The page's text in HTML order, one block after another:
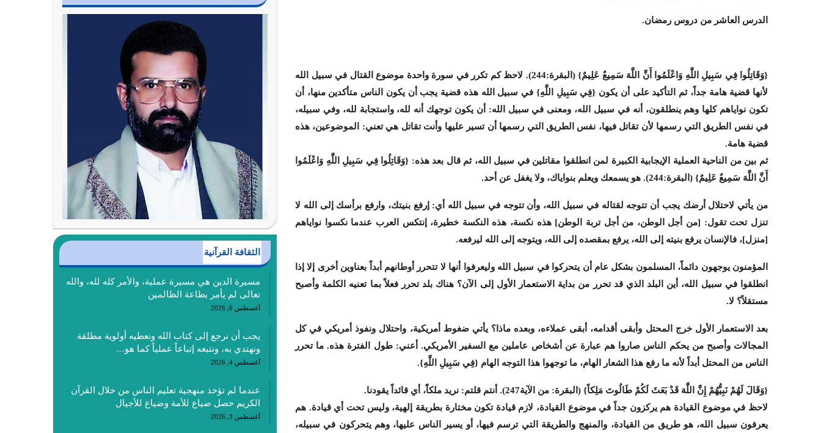
الدرس العاشر من دروس رمضان.
{وَقَاتِلُوا فِي سَبِيلِ اللَّهِ وَاعْلَمُوا أَنَّ اللَّهَ سَمِيعٌ عَلِيمٌ} (البقرة:244). لاحظ كم تكرر في سورة واحدة موضوع القتال في سبيل الله
لأنها قضية هامة جداً، ثم التأكيد على أن يكون {فِي سَبِيلِ اللَّهِ} في سبيل الله هذه قضية يجب أن يكون الناس متأكدين منها، أن
تكون نواياهم كلها وهم ينطلقون، أنه في سبيل الله، ومعنى في سبيل الله: أن يكون توجهك أنه لله، واستجابة لله، وفي سبيله،
في نفس الطريق التي رسمها لأن تقاتل فيها، نفس الطريق التي رسمها أن تسير عليها وأنت تقاتل هي تعني: الموضوعين، هذه
قضية هامة.
ثم بين من الناحية العملية الإيجابية الكبيرة لمن انطلقوا مقاتلين في سبيل الله، ثم قال بعد هذه: {وَقَاتِلُوا فِي سَبِيلِ اللَّهِ وَاعْلَمُوا
أَنَّ اللَّهَ سَمِيعٌ عَلِيمٌ} (البقرة:244). هو يسمعك ويعلم بنواياك، ولا يغفل عن أحد.
من يأتي لاحتلال أرضك يجب أن تتوجه لقتاله في سبيل الله، وأن تتوجه في سبيل الله أي: إرفع بنيتك، وارفع برأسك إلى الله لا
تنزل تحت تقول: [من أجل الوطن، من أجل تربة الوطن] هذه نكسة، هذه النكسة خطيرة، إنتكس العرب عندما نكسوا نواياهم
[منزل]، فالإنسان يرفع بنيته إلى الله، يرفع بمقصده إلى الله، ويتوجه إلى الله ليرفعه.
المؤمنون يوجهون دائماً، المسلمون بشكل عام أن يتحركوا في سبيل الله وليعرفوا أنها لا تتحرر أوطانهم أبداً بعناوين أخرى إلا إذا
انطلقوا في سبيل الله، أين البلد الذي قد تحرر من بداية الاستعمار الأول إلى الآن؟ هناك بلد تحرر فعلاً بما تعنيه الكلمة وأصبح
مستقلاً؟ لا.
بعد الاستعمار الأول خرج المحتل وأبقى أقدامه، أبقى عملاءه، وبعده ماذا؟ يأتي ضغوط أمريكية، واحتلال ونفوذ أمريكي في كل
المجالات وأصبح من يحكم الناس صاروا هم عبارة عن أشخاص عاملين مع السفير الأمريكي. أعني: طول الفترة هذه. ما تحرر
الناس من المحتل أبداً لأنه ما رفع هذا الشعار الهام، ما توجهوا هذا التوجه الهام {فِي سَبِيلِ اللَّهِ}.
{وَقَالَ لَهُمْ نَبِيُّهُمْ إِنَّ اللَّهَ قَدْ بَعَثَ لَكُمْ طَالُوتَ مَلِكاً} (البقرة: من الآية247). أنتم قلتم: نريد ملكاًَ، أي قائداً يقودنا.
لاحظ في موضوع القيادة هم يركزون جداً في موضوع القيادة، لازم قيادة تكون مختارة بطريقة إلهية، وليس تحت أي قيادة. هم
يعرفون سبيل الله، هو طريق من القيادة، والمنهج والطريقة التي ترسم فيها، أو يسير الناس عليها، وهم يتحركون في سبيله،
الثقافة القرآنية
مسيرة الدين هي مسيرة عملية، والأمر كله لله، والله
تعالى لم يأمر بطاعة الظالمين
أغسطس 6, 2026
يجب أن نرجع إلى كتاب الله ونعطيه أولوية مطلقة
ونهتدي به، ونتبعه إتباعاً عملياً كما هو…
أغسطس 4, 2026
عندما لم تؤخذ منهجية تعليم الناس من خلال القرآن
الكريم حصل ضياع للأمة وضياع للأجيال
أغسطس 3, 2026